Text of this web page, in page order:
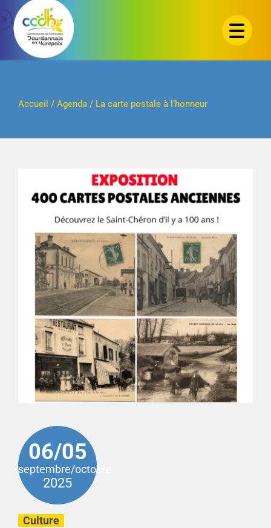
Passer
contenu
Accueil / Agenda/ La carte postale à l’honneur
06/05
septembre/octobre
2025
Culture